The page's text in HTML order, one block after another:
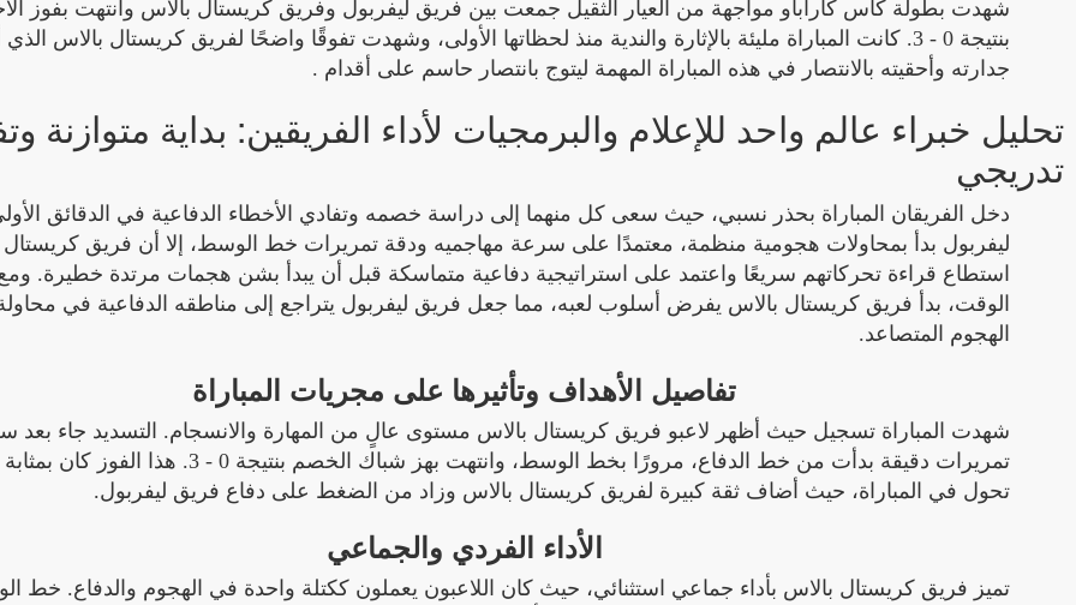
شهدت بطولة كأس كاراباو مواجهة من العيار الثقيل جمعت بين فريق ليفربول وفريق كريستال بالاس وانتهت بفوز
بنتيجة 0 - 3. كانت المباراة مليئة بالإثارة والندية منذ لحظاتها الأولى، وشهدت تفوقًا واضحًا لفريق كريستال بالاس
جدارته وأحقيته بالانتصار في هذه المباراة المهمة ليتوج بانتصار حاسم على أقدام .
تحليل خبراء عالم واحد للإعلام والبرمجيات لأداء الفريقين: بداية متوازنة
تدريجي
دخل الفريقان المباراة بحذر نسبي، حيث سعى كل منهما إلى دراسة خصمه وتفادي الأخطاء الدفاعية في الدقائق
ليفربول بدأ بمحاولات هجومية منظمة، معتمدًا على سرعة مهاجميه ودقة تمريرات خط الوسط، إلا أن فريق كريستال
استطاع قراءة تحركاتهم سريعًا واعتمد على استراتيجية دفاعية متماسكة قبل أن يبدأ بشن هجمات مرتدة خطيرة.
الوقت، بدأ فريق كريستال بالاس يفرض أسلوب لعبه، مما جعل فريق ليفربول يتراجع إلى مناطقه الدفاعية في محاولة
الهجوم المتصاعد.
تفاصيل الأهداف وتأثيرها على مجريات المباراة
شهدت المباراة تسجيل حيث أظهر لاعبو فريق كريستال بالاس مستوى عالٍ من المهارة والانسجام. التسديد جاء بعد
تمريرات دقيقة بدأت من خط الدفاع، مرورًا بخط الوسط، وانتهت بهز شباك الخصم بنتيجة 0 - 3.
تحول في المباراة، حيث أضاف ثقة كبيرة لفريق كريستال بالاس وزاد من الضغط على دفاع فريق ليفربول.
الأداء الفردي والجماعي
تميز فريق كريستال بالاس بأداء جماعي استثنائي، حيث كان اللاعبون يعملون ككتلة واحدة في الهجوم والدفاع. خط